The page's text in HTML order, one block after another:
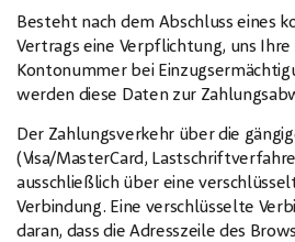
Besteht nach dem Abschluss eines
Vertrags eine Verpflichtung, uns Ihre
Kontonummer bei
werden diese Daten zur
Der Zahlungsverkehr über die
(Visa/MasterCard,
ausschließlich über eine
Verbindung. Eine verschlüsselte
daran, dass die Adresszeile des